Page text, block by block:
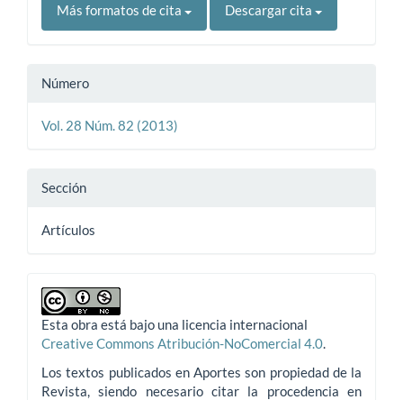
Más formatos de cita Descargar cita
Número
Vol. 28 Núm. 82 (2013)
Sección
Artículos
Esta obra está bajo una licencia internacional
Creative Commons Atribución-NoComercial 4.0.
Los textos publicados en Aportes son propiedad de la
Revista, siendo necesario citar la procedencia en